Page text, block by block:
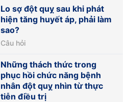
Lo sợ đột quỵ sau khi phát
hiện tăng huyết áp, phải làm
sao?
Câu hỏi
Những thách thức trong
phục hồi chức năng bệnh
nhân đột quỵ nhìn từ thực
tiễn điều trị